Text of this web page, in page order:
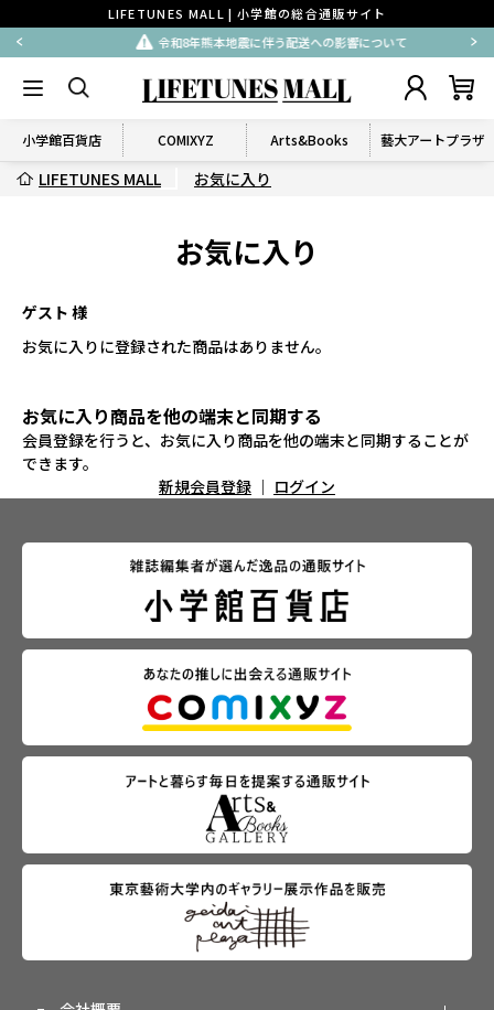
LIFETUNES MALL | 小学館の総合通販サイト
令和8年熊本地震に伴う配送への影響について
小学館百貨店 COMIXYZ Arts&Books 藝大アートプラザ
LIFETUNES MALL お気に入り
お気に入り
ゲスト 様
お気に入りに登録された商品はありません。
お気に入り商品を他の端末と同期する
会員登録を行うと、お気に入り商品を他の端末と同期することが
できます。
新規会員登録 ｜ ログイン